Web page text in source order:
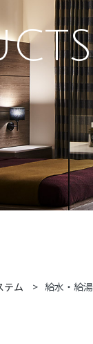
テム > 給水・給